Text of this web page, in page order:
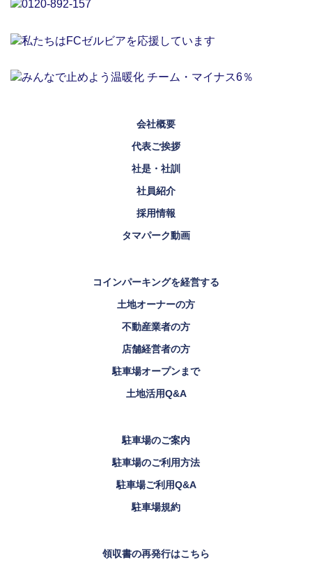
会社概要
代表ご挨拶
社是・社訓
社員紹介
採用情報
タマパーク動画
コインパーキングを経営する
土地オーナーの方
不動産業者の方
店舗経営者の方
駐車場オープンまで
土地活用Q&A
駐車場のご案内
駐車場のご利用方法
駐車場ご利用Q&A
駐車場規約
領収書の再発行はこちら